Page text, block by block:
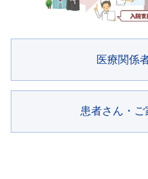
医療関係
患者さん・